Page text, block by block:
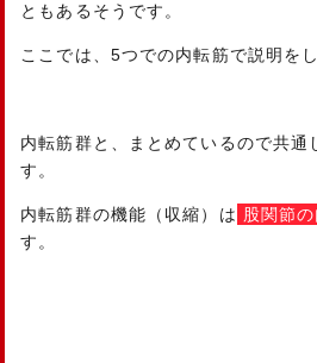
ともあるそうです。
ここでは、5つでの内転筋で説明を
内転筋群と、まとめているので共通
す。
内転筋群の機能（収縮）は 股関節
す。